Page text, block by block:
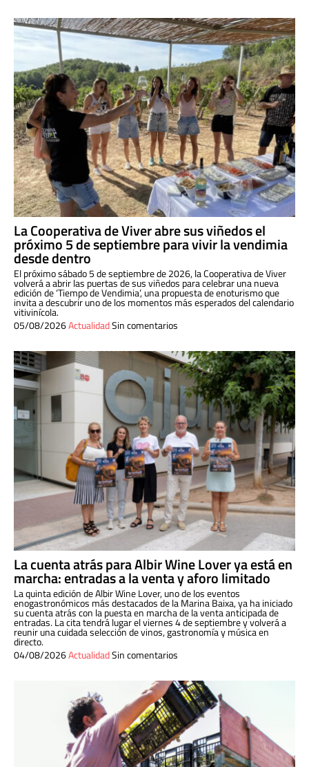
La Cooperativa de Viver abre sus viñedos el
próximo 5 de septiembre para vivir la vendimia
desde dentro
El próximo sábado 5 de septiembre de 2026, la Cooperativa de Viver
volverá a abrir las puertas de sus viñedos para celebrar una nueva
edición de ‘Tiempo de Vendimia’, una propuesta de enoturismo que
invita a descubrir uno de los momentos más esperados del calendario
vitivinícola.
05/08/2026ActualidadSin comentarios
La cuenta atrás para Albir Wine Lover ya está en
marcha: entradas a la venta y aforo limitado
La quinta edición de Albir Wine Lover, uno de los eventos
enogastronómicos más destacados de la Marina Baixa, ya ha iniciado
su cuenta atrás con la puesta en marcha de la venta anticipada de
entradas. La cita tendrá lugar el viernes 4 de septiembre y volverá a
reunir una cuidada selección de vinos, gastronomía y música en
directo.
04/08/2026ActualidadSin comentarios